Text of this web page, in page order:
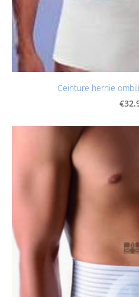
Ceinture hernie